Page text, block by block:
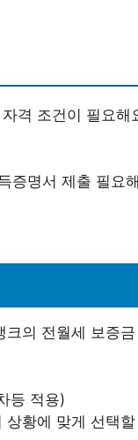
격 조건이 필요해
증명서 제출 필요
의 전월세 보증
등 적용)
황에 맞게 선택